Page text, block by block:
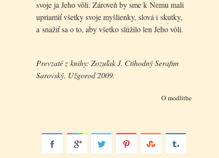
svoje ja Jeho vôli. Zároveň by sme k Nemu mali
upriamiť všetky svoje myšlienky, slová i skutky,
a snažiť sa o to, aby všetko slúžilo len Jeho vôli.
Prevzaté z knihy: Zozuľak J. Ctihodný Serafim
Sarovský. Užgorod 2009.
O modlitbe